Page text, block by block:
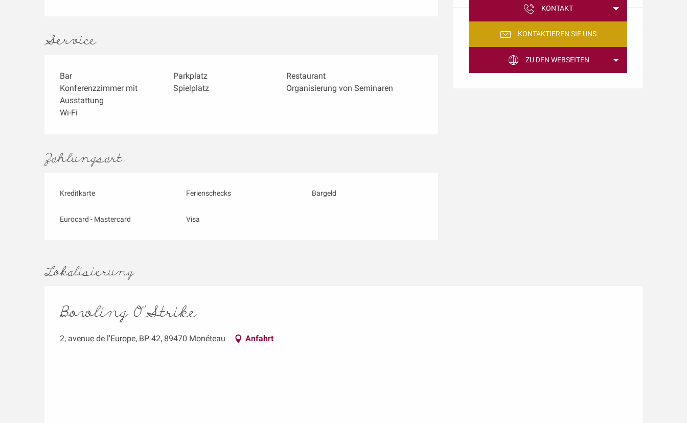
KONTAKT
KONTAKTIEREN SIE UNS
ZU DEN WEBSEITEN
Service
Bar Parkplatz
Restaurant
Konferenzzimmer mit
Ausstattung
Spielplatz Organisierung von Seminaren
Wi-Fi
Zahlungsart
Kreditkarte Ferienschecks Bargeld
Eurocard - Mastercard Visa
Lokalisierung
Bowling O'Strike
2, avenue de l'Europe, BP 42, 89470 Monéteau Anfahrt